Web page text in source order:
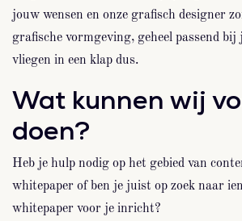
jouw wensen en onze grafisch designer
grafische vormgeving, geheel passend
vliegen in een klap dus.
Wat kunnen wij
doen?
Heb je hulp nodig op het gebied van
whitepaper of ben je juist op zoek naar
whitepaper voor je inricht?